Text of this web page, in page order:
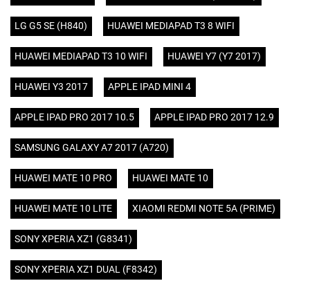
LG G5 SE (H840) HUAWEI MEDIAPAD T3 8 WIFI
HUAWEI MEDIAPAD T3 10 WIFI HUAWEI Y7 (Y7 2017)
HUAWEI Y3 2017 APPLE IPAD MINI 4
APPLE IPAD PRO 2017 10.5 APPLE IPAD PRO 2017 12.9
SAMSUNG GALAXY A7 2017 (A720)
HUAWEI MATE 10 PRO HUAWEI MATE 10
HUAWEI MATE 10 LITE XIAOMI REDMI NOTE 5A (PRIME)
SONY XPERIA XZ1 (G8341)
SONY XPERIA XZ1 DUAL (F8342)